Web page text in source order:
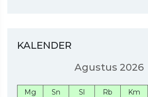
KALENDER
Agustus 2026
Mg Sn Sl Rb Km